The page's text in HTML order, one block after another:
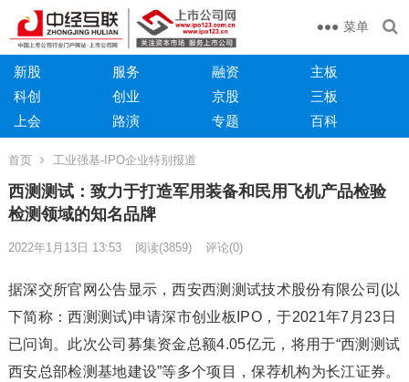
菜单
新股 服务 融资
主板
科创
创业 京股
三板
上会
路演 专题 百科
首页 工业强基-IPO企业特别报道
西测测试：致力于打造军用装备和民用飞机产品检验
检测领域的知名品牌
2022年1月13日 13:53 阅读(3859) 评论(0)
据深交所官网公告显示，西安西测测试技术股份有限公司(以
下简称：西测测试)申请深市创业板IPO，于2021年7月23日
已问询。此次公司募集资金总额4.05亿元，将用于“西测测试
西安总部检测基地建设”等多个项目，保荐机构为长江证券。